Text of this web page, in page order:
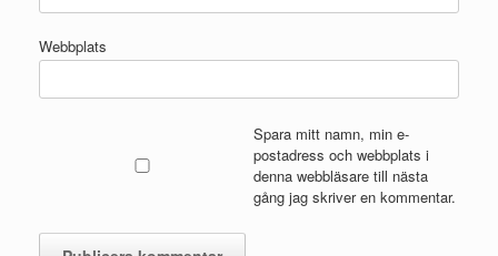
Webbplats
Spara mitt namn, min e-
postadress och webbplats i
denna webbläsare till nästa
gång jag skriver en kommentar.